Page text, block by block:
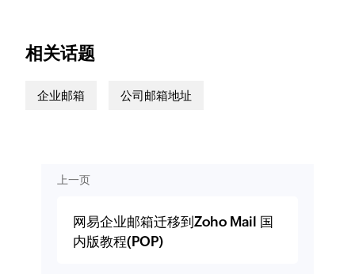
相关话题
企业邮箱 公司邮箱地址
上一页
网易企业邮箱迁移到Zoho Mail 国
内版教程(POP)